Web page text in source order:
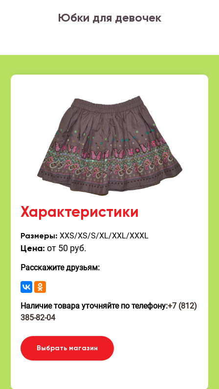
Юбки для девочек
Характеристики
Размеры:XXS/XS/S/XL/XXL/XXXL
Цена: от 50 руб.
Расскажите друзьям:
Наличие товара уточняйте по телефону:+7 (812)
385-82-04
Выбрать магазин